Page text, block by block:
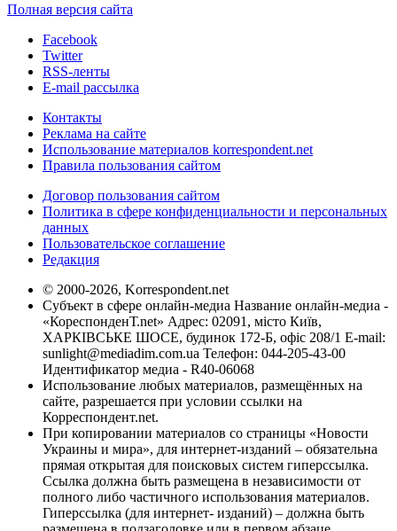
Полная версия сайта
Facebook
Twitter
RSS-ленты
E-mail рассылка
Контакты
Реклама на сайте
Использование материалов korrespondent.net
Правила пользования сайтом
Договор пользования сайтом
Политика в сфере конфиденциальности и персональных
данных
Пользовательское соглашение
Редакция
© 2000-2026, Korrespondent.net
Субъект в сфере онлайн-медиа Название онлайн-медиа -
«КореспонденТ.net» Адрес: 02091, місто Київ,
ХАРКІВСЬКЕ ШОСЕ, будинок 172-Б, офіс 208/1 E-mail:
sunlight@mediadim.com.ua Телефон: 044-205-43-00
Идентификатор медиа - R40-06068
Использование любых материалов, размещённых на
сайте, разрешается при условии ссылки на
Корреспондент.net.
При копировании материалов со страницы «Новости
Украины и мира», для интернет-изданий – обязательна
прямая открытая для поисковых систем гиперссылка.
Ссылка должна быть размещена в независимости от
полного либо частичного использования материалов.
Гиперссылка (для интернет- изданий) – должна быть